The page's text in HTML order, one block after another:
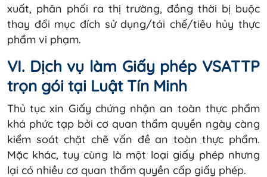
xuất, phân phối ra thị trường, đồng thời bị buộc
thay đổi mục đích sử dụng/tái chế/tiêu hủy thực
phẩm vi phạm.
VI. Dịch vụ làm Giấy phép VSATTP
trọn gói tại Luật Tín Minh
Thủ tục xin Giấy chứng nhận an toàn thực phẩm
khá phức tạp bởi cơ quan thẩm quyền ngày càng
kiểm soát chặt chẽ vấn đề an toàn thực phẩm.
Mặc khác, tuy cùng là một loại giấy phép nhưng
lại có nhiều cơ quan thẩm quyền cấp giấy phép.